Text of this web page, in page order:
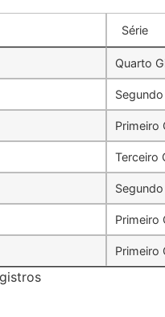
Série
Quarto
Primeiro
Terceiro
Primeiro
Primeiro